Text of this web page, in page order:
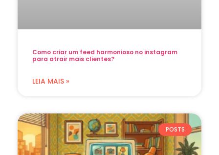
Como criar um feed harmonioso no instagram
para atrair mais clientes?
LEIA MAIS »
POSTS